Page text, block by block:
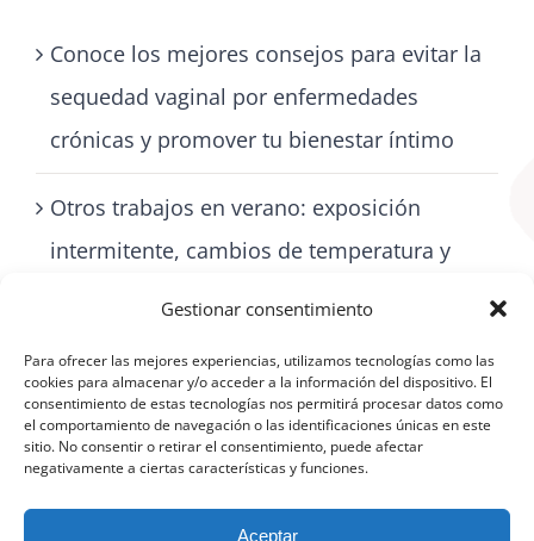
Gestionar consentimiento
Para ofrecer las mejores experiencias, utilizamos tecnologías como las
cookies para almacenar y/o acceder a la información del dispositivo. El
consentimiento de estas tecnologías nos permitirá procesar datos como
el comportamiento de navegación o las identificaciones únicas en este
sitio. No consentir o retirar el consentimiento, puede afectar
negativamente a ciertas características y funciones.
Aceptar
Conoce los mejores consejos para evitar la
sequedad vaginal por enfermedades
crónicas y promover tu bienestar íntimo
Otros trabajos en verano: exposición
intermitente, cambios de temperatura y